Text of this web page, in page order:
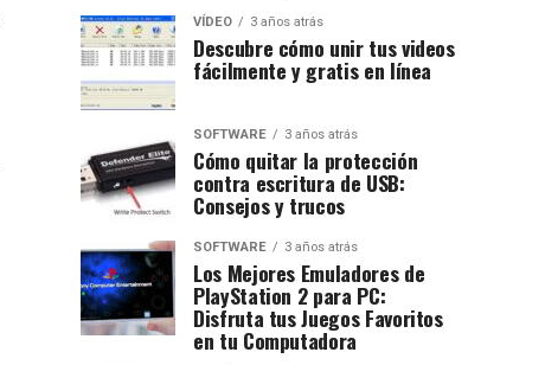
VÍDEO 3 años atrás
Descubre cómo unir tus videos
fácilmente y gratis en línea
SOFTWARE 3 años atrás
Cómo quitar la protección
contra escritura de USB:
Consejos y trucos
SOFTWARE 3 años atrás
Los Mejores Emuladores de
PlayStation 2 para PC:
Disfruta tus Juegos Favoritos
en tu Computadora